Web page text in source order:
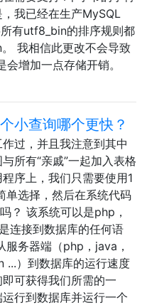
，我已经在生产MySQL
有utf8_bin的排序规则都
我相信此更改不会导致
增加一点存储开销。
小查询哪个更快？
过，并且我注意到其中
所有“亲戚”一起加入表格
序上，我们只需要使用1
单选择，然后在系统代码
？ 该系统可以是php，
连接到数据库的任何语
服务器端（php，java，
）到数据库的运行速度
可获得我们所需的一
行到数据库并运行一个